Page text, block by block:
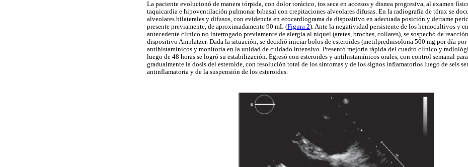
La paciente evolucionó de manera tórpida, con dolor torácico, tos seca en accesos y disnea progresiva, al examen
taquicardia e hipoventilación pulmonar bibasal con crepitaciones alveolares difusas. En la radiografía de tórax se
alveolares bilaterales y difusos, con evidencia en ecocardiograma de dispositivo en adecuada posición y derrame
presente previamente, de aproximadamente 90 mL (Figura 2). Ante la negatividad persistente de los hemocultivos y
antecedente clínico no interrogado previamente de alergia al níquel (aretes, broches, collares), se sospechó de
dispositivo Amplatzer. Dada la situación, se decidió iniciar bolos de esteroides (metilprednisolona 500 mg por día por
antihistamínicos y monitoría en la unidad de cuidado intensivo. Presentó mejoría rápida del cuadro clínico y
luego de 48 horas se logró su estabilización. Egresó con esteroides y antihistamínicos orales, con control semanal
gradualmente la dosis del esteroide, con resolución total de los síntomas y de los signos inflamatorios luego de seis
antinflamatoria y de la suspensión de los esteroides.